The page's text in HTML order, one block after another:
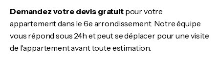
Demandez votre devis gratuitpour votre
appartement dans le 6e arrondissement. Notre équipe
vous répond sous 24h et peut se déplacer pour une visite
de l'appartement avant toute estimation.